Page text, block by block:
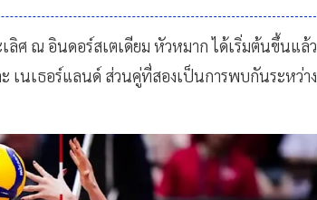
ศ ณ อินดอร์สเตเดียม หัวหมาก ได้เริ่มต้นขึ้นแล้ว
เนเธอร์แลนด์ ส่วนคู่ที่สองเป็นการพบกันระหว่าง